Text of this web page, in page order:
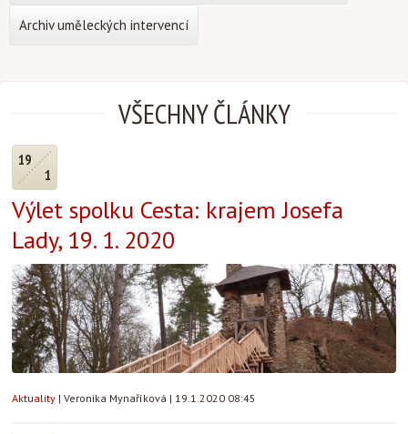
VŠECHNY ČLÁNKY
19
1
Výlet spolku Cesta: krajem Josefa
Lady, 19. 1. 2020
Aktuality | Veronika Mynaříková | 19.1.2020 08:45
Archiv uměleckých intervencí